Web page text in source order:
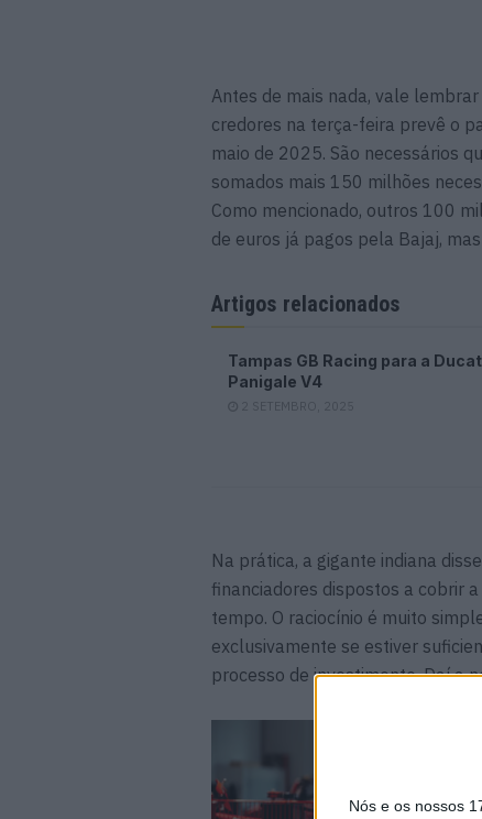
Nós e os nossos
Antes de mais nada, vale
credores na terça-feira prevê o
maio de 2025. São necessários
somados mais 150 milhões
Como mencionado, outros 100
de euros já pagos pela Bajaj,
Artigos relacionados
Tampas GB Racing para a
Panigale V4
2 SETEMBRO, 2025
Na prática, a gigante indiana
financiadores dispostos a cobrir
tempo. O raciocínio é muito
exclusivamente se estiver
processo de investimento. Daí a